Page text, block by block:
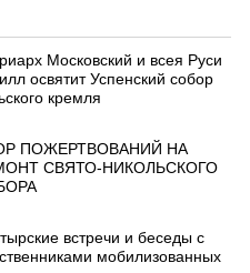
Московский и всея Руси
освятит Успенский собор
кремля
ПОЖЕРТВОВАНИЙ НА
СВЯТО-НИКОЛЬСКОГО
встречи и беседы с
мобилизованных